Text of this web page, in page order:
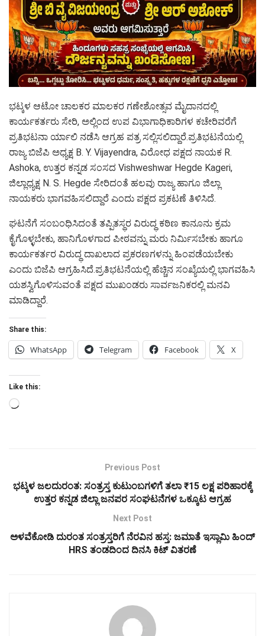
ಭಟ್ಕಳ ಆಟೋ ಚಾಲಕರ ಮಾಲಕರ ಗಣೇಶೋತ್ಸವ ಮೈದಾನದಲ್ಲಿ
ಕಾರ್ಯಕರ್ತರು ಸೇರಿ, ಅಲ್ಲಿಂದ ಉಪ ವಿಭಾಗಾಧಿಕಾರಿಗಳ ಕಚೇರಿವರೆಗೆ
ಪ್ರತಿಭಟನಾ ರ್ಯಾಲಿ ನಡೆಸಿ ಆಗ್ರಹ ಪತ್ರ ಸಲ್ಲಿಸಲಿದ್ದಾರೆ.ಪ್ರತಿಭಟನೆಯಲ್ಲಿ
ರಾಜ್ಯ ಬಿಜೆಪಿ ಅಧ್ಯಕ್ಷ B. Y. Vijayendra, ವಿರೋಧ ಪಕ್ಷದ ನಾಯಕ R.
Ashoka, ಉತ್ತರ ಕನ್ನಡ ಸಂಸದ Vishweshwar Hegde Kageri,
ಜಿಲ್ಲಾಧ್ಯಕ್ಷ N. S. Hegde ಸೇರಿದಂತೆ ಹಲವು ರಾಜ್ಯ ಹಾಗೂ ಜಿಲ್ಲಾ
ನಾಯಕರು ಭಾಗವಹಿಸಲಿದ್ದಾರೆ ಎಂದು ಪಕ್ಷದ ಪ್ರಕಟಣೆ ತಿಳಿಸಿದೆ.
ಘಟನೆಗೆ ಸಂಬಂಧಿಸಿದಂತೆ ತಪ್ಪಿತಸ್ಥರ ವಿರುದ್ಧ ಕಠಿಣ ಕಾನೂನು ಕ್ರಮ
ಕೈಗೊಳ್ಳಬೇಕು, ಹಾನಿಗೊಳಗಾದ ಪೀಠವನ್ನು ಮರು ನಿರ್ಮಿಸಬೇಕು ಹಾಗೂ
ಕಾರ್ಯಕರ್ತರ ವಿರುದ್ಧ ದಾಖಲಾದ ಪ್ರಕರಣಗಳನ್ನು ಹಿಂಪಡೆಯಬೇಕು
ಎಂದು ಬಿಜೆಪಿ ಆಗ್ರಹಿಸಿದೆ.ಪ್ರತಿಭಟನೆಯಲ್ಲಿ ಹೆಚ್ಚಿನ ಸಂಖ್ಯೆಯಲ್ಲಿ ಭಾಗವಹಿಸಿ
ಯಶಸ್ವಿಗೊಳಿಸುವಂತೆ ಪಕ್ಷದ ಮುಖಂಡರು ಸಾರ್ವಜನಿಕರಲ್ಲಿ ಮನವಿ
ಮಾಡಿದ್ದಾರೆ.
Share this:
WhatsApp Telegram Facebook X
Like this:
Loading…
Previous Post
ಭಟ್ಕಳ ಜಲದುರಂತ: ಸಂತ್ರಸ್ತ ಕುಟುಂಬಗಳಿಗೆ ತಲಾ ₹15 ಲಕ್ಷ ಪರಿಹಾರಕ್ಕೆ
ಉತ್ತರ ಕನ್ನಡ ಜಿಲ್ಲಾ ಜನಪರ ಸಂಘಟನೆಗಳ ಒಕ್ಕೂಟ ಆಗ್ರಹ
Next Post
ಅಳವೆಕೋಡಿ ದುರಂತ ಸಂತ್ರಸ್ತರಿಗೆ ನೆರವಿನ ಹಸ್ತ: ಜಮಾತೆ ಇಸ್ಲಾಮಿ ಹಿಂದ್
HRS ತಂಡದಿಂದ ದಿನಸಿ ಕಿಟ್ ವಿತರಣೆ